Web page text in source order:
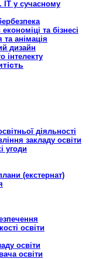
ІТ у сучасному
та бізнесі
анімація
дизайн
інтелекту
діяльності
закладу освіти
угоди
(екстернат)
освіти
освіти
освіти